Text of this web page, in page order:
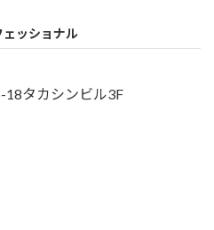
ッショナル
タカシンビル3F